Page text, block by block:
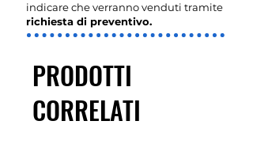
indicare che verranno venduti tramite
richiesta di preventivo.
PRODOTTI
CORRELATI